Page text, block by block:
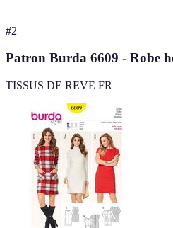
#2
Patron Burda 6609 - Robe
TISSUS DE REVE FR